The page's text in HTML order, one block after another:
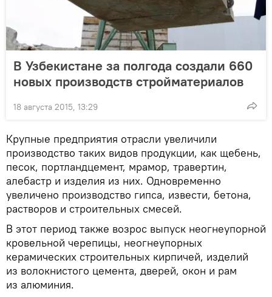
В Узбекистане за полгода создали 660
новых производств стройматериалов
18 августа 2015, 13:29
Крупные предприятия отрасли увеличили
производство таких видов продукции, как щебень,
песок, портландцемент, мрамор, травертин,
алебастр и изделия из них. Одновременно
увеличено производство гипса, извести, бетона,
растворов и строительных смесей.
В этот период также возрос выпуск неогнеупорной
кровельной черепицы, неогнеупорных
керамических строительных кирпичей, изделий
из волокнистого цемента, дверей, окон и рам
из алюминия.